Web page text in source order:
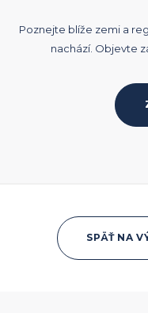
Poznejte blíže zemi a
nachází. Objevte
SPÄŤ NA